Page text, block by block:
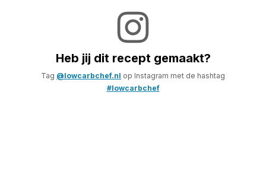
Heb jij dit recept gemaakt?
Tag @lowcarbchef.nl op Instagram met de hashtag
#lowcarbchef